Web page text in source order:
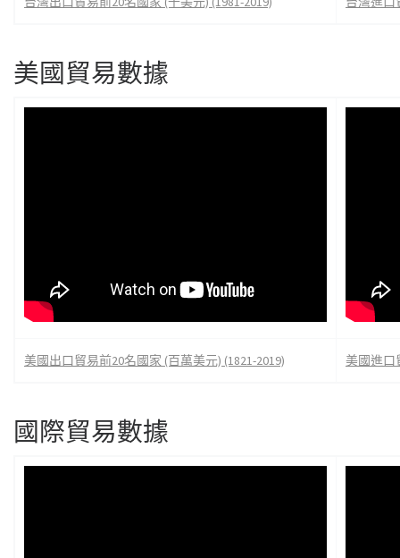
美國貿易數據
美國出口貿易前20名國家 (百萬美元) (1821-2019) 美國進口
國際貿易數據